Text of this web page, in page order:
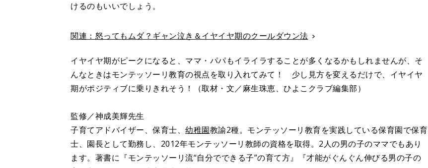
けるのもいいでしょう。
関連：怒ってもムダ？ギャン泣き＆イヤイヤ期のクールダウン法
イヤイヤ期がピークになると、ママ・パパもイライラすることが多くなるかもしれませんが、そ
んなときはモンテッソーリ教育の視点を取り入れてみて！ 少し見方を変えるだけで、イヤイヤ
期がポジティブに乗りきれそう！（取材・文／麻生珠恵、ひよこクラブ編集部）
監修／神成美輝先生
子育てアドバイザー、保育士、 幼稚園教諭2種。モンテッソーリ教育を実践している保育園で保育
士、園長として勤務し、2012年モンテッソーリ教師の資格を取得。2人の男の子のママでもあり
ます。著書に『モンテッソーリ流“自分でできる子”の育て方』『才能がぐんぐん伸びる男の子の